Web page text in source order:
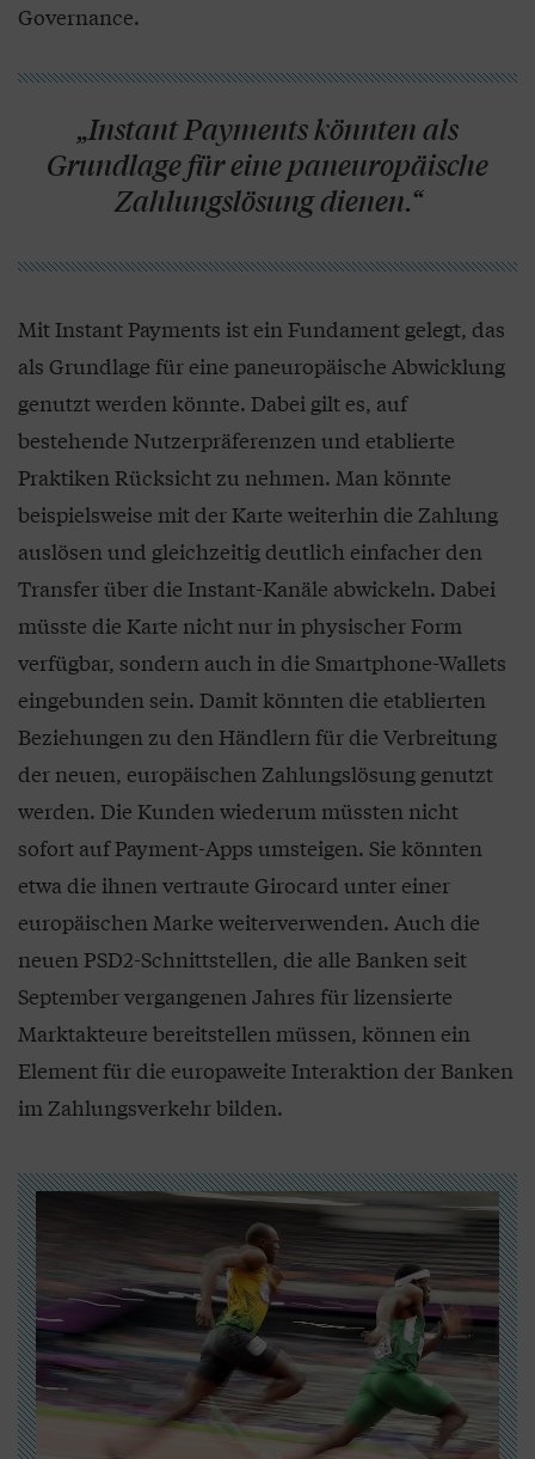
Governance.
„Instant Payments könnten als
Grundlage für eine paneuropäische
Zahlungslösung dienen.“
Mit Instant Payments ist ein Fundament gelegt, das
als Grundlage für eine paneuropäische Abwicklung
genutzt werden könnte. Dabei gilt es, auf
bestehende Nutzerpräferenzen und etablierte
Praktiken Rücksicht zu nehmen. Man könnte
beispielsweise mit der Karte weiterhin die Zahlung
auslösen und gleichzeitig deutlich einfacher den
Transfer über die Instant-Kanäle abwickeln. Dabei
müsste die Karte nicht nur in physischer Form
verfügbar, sondern auch in die Smartphone-Wallets
eingebunden sein. Damit könnten die etablierten
Beziehungen zu den Händlern für die Verbreitung
der neuen, europäischen Zahlungslösung genutzt
werden. Die Kunden wiederum müssten nicht
sofort auf Payment-Apps umsteigen. Sie könnten
etwa die ihnen vertraute Girocard unter einer
europäischen Marke weiterverwenden. Auch die
neuen PSD2-Schnittstellen, die alle Banken seit
September vergangenen Jahres für lizensierte
Marktakteure bereitstellen müssen, können ein
Element für die europaweite Interaktion der Banken
im Zahlungsverkehr bilden.